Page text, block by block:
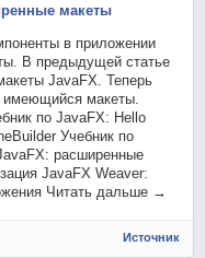
макеты
в приложении
В предыдущей статье
JavaFX. Теперь
имеющийся макеты.
по JavaFX: Hello
Учебник по
расширенные
JavaFX Weaver:
Читать дальше →
Источник